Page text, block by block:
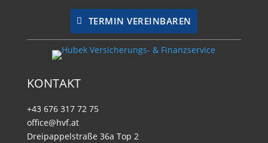
TERMIN VEREINBAREN
KONTAKT
+43 676 317 72 75
office@hvf.at
Dreipappelstraße 36a Top 2